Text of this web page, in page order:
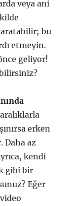
veya ani
bu
etmeyin.
geliyor!
erken
Daha az
kendi
gibi bir
Eğer